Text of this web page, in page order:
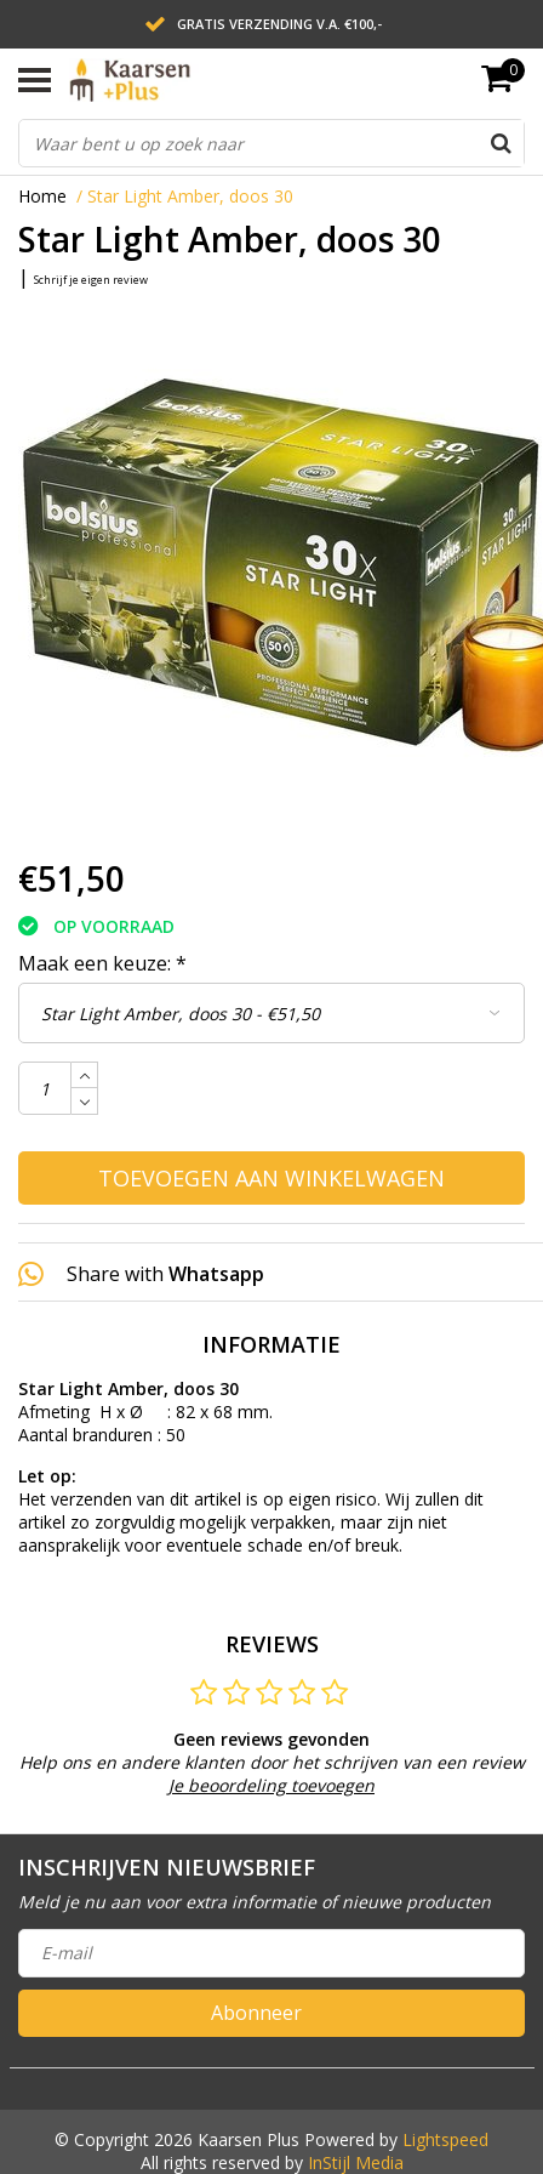
GRATIS VERZENDING V.A. €100,-
LEVERING BINNEN 2 WERKDAGEN
ACHTERAF BETALEN VIA AFTERPAY
0
Home / Star Light Amber, doos 30
Star Light Amber, doos 30
| Schrijf je eigen review
€51,50
OP VOORRAAD
Maak een keuze: *
TOEVOEGEN AAN WINKELWAGEN
Share with Whatsapp
INFORMATIE
Star Light Amber, doos 30
Afmeting H x Ø : 82 x 68 mm.
Aantal branduren : 50
Let op:
Het verzenden van dit artikel is op eigen risico. Wij zullen dit
artikel zo zorgvuldig mogelijk verpakken, maar zijn niet
aansprakelijk voor eventuele schade en/of breuk.
REVIEWS
Geen reviews gevonden
Help ons en andere klanten door het schrijven van een review
Je beoordeling toevoegen
INSCHRIJVEN NIEUWSBRIEF
Meld je nu aan voor extra informatie of nieuwe producten
Abonneer
© Copyright 2026 Kaarsen Plus Powered by Lightspeed
All rights reserved by InStijl Media